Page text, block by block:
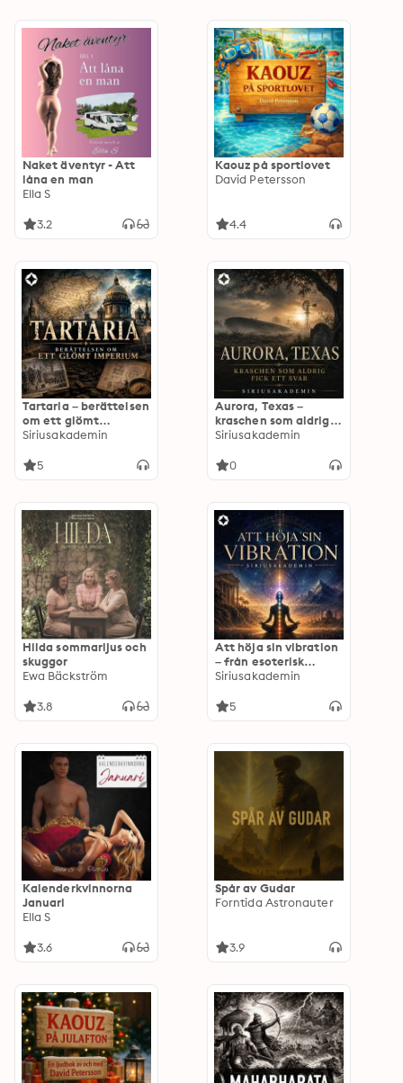
Naket äventyr - Att
låna en man
Ella S
3.2
Kaouz på sportlovet
David Petersson
4.4
Tartaria – berättelsen
om ett glömt
imperium
Siriusakademin
5
Aurora, Texas –
kraschen som aldrig
fick ett svar
Siriusakademin
0
Hilda sommarljus och
skuggor
Ewa Bäckström
3.8
Att höja sin vibration
– från esoterisk
kosmologi till modern
Siriusakademin
5
Kalenderkvinnorna
Januari
Ella S
3.6
Spår av Gudar
Forntida Astronauter
3.9